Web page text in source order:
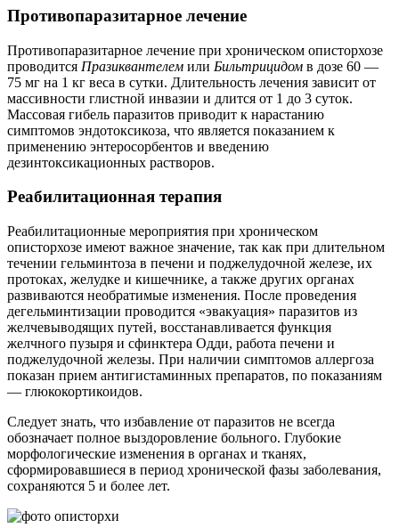
Противопаразитарное лечение
Противопаразитарное лечение при хроническом описторхозе
проводится Празиквантелем или Бильтрицидом в дозе 60 —
75 мг на 1 кг веса в сутки. Длительность лечения зависит от
массивности глистной инвазии и длится от 1 до 3 суток.
Массовая гибель паразитов приводит к нарастанию
симптомов эндотоксикоза, что является показанием к
применению энтеросорбентов и введению
дезинтоксикационных растворов.
Реабилитационная терапия
Реабилитационные мероприятия при хроническом
описторхозе имеют важное значение, так как при длительном
течении гельминтоза в печени и поджелудочной железе, их
протоках, желудке и кишечнике, а также других органах
развиваются необратимые изменения. После проведения
дегельминтизации проводится «эвакуация» паразитов из
желчевыводящих путей, восстанавливается функция
желчного пузыря и сфинктера Одди, работа печени и
поджелудочной железы. При наличии симптомов аллергоза
показан прием антигистаминных препаратов, по показаниям
— глюкокортикоидов.
Следует знать, что избавление от паразитов не всегда
обозначает полное выздоровление больного. Глубокие
морфологические изменения в органах и тканях,
сформировавшиеся в период хронической фазы заболевания,
сохраняются 5 и более лет.